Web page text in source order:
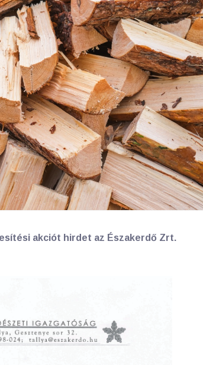
akciót hirdet az Északerdő Zrt.